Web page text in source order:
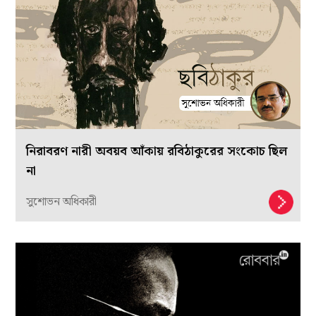
নিরাবরণ নারী অবয়ব আঁকায় রবিঠাকুরের সংকোচ ছিল
না
সুশোভন অধিকারী